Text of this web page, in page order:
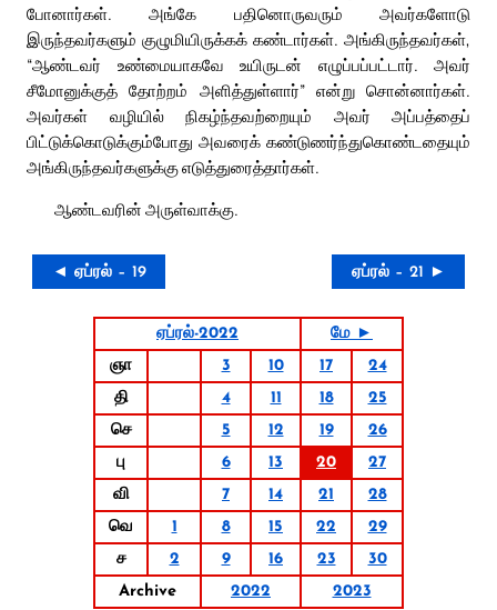
போனார்கள். அங்கே பதினொருவரும் அவர்களோடு
இருந்தவர்களும் குழுமியிருக்கக் கண்டார்கள். அங்கிருந்தவர்கள்,
“ஆண்டவர் உண்மையாகவே உயிருடன் எழுப்பப்பட்டார். அவர்
சீமோனுக்குத் தோற்றம் அளித்துள்ளார்” என்று சொன்னார்கள்.
அவர்கள் வழியில் நிகழ்ந்தவற்றையும் அவர் அப்பத்தைப்
பிட்டுக்கொடுக்கும்போது அவரைக் கண்டுணர்ந்துகொண்டதையும்
அங்கிருந்தவர்களுக்கு எடுத்துரைத்தார்கள்.
ஆண்டவரின் அருள்வாக்கு.
◄ ஏப்ரல் – 19 ஏப்ரல் – 21 ►
ஏப்ரல்-2022
மே ►
ஞா
3 10 17
24
தி
4 11 18
25
செ
5 12 19
26
பு
6 13 20
27
வி
7 14 21
28
வெ
1 8 15 22
29
ச
2 9 16 23
30
Archive
2022 2023